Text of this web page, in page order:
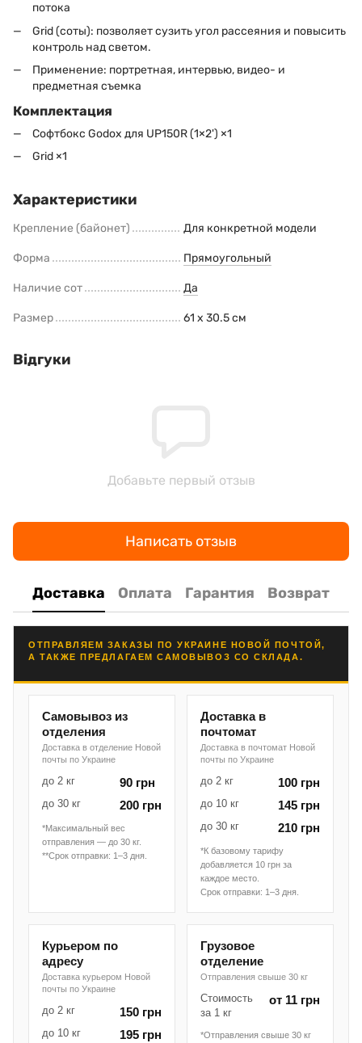
потока
Grid (соты): позволяет сузить угол рассеяния и повысить
контроль над светом.
Применение: портретная, интервью, видео- и
предметная съемка
Комплектация
Софтбокс Godox для UP150R (1×2') ×1
Grid ×1
Характеристики
Крепление (байонет) Для конкретной модели
Форма Прямоугольный
Наличие сот Да
Размер 61 x 30.5 cм
Відгуки
Добавьте первый отзыв
Написать отзыв
Доставка Оплата Гарантия Возврат
ОТПРАВЛЯЕМ ЗАКАЗЫ ПО УКРАИНЕ НОВОЙ ПОЧТОЙ,
А ТАКЖЕ ПРЕДЛАГАЕМ САМОВЫВОЗ СО СКЛАДА.
Самовывоз из
отделения
Доставка в отделение Новой
почты по Украине
до 2 кг 90 грн
до 30 кг 200 грн
*Максимальный вес
отправления — до 30 кг.
**Срок отправки: 1–3 дня.
Доставка в
почтомат
Доставка в почтомат Новой
почты по Украине
до 2 кг 100 грн
до 10 кг 145 грн
до 30 кг 210 грн
*К базовому тарифу
добавляется 10 грн за
каждое место.
Срок отправки: 1–3 дня.
Курьером по
адресу
Доставка курьером Новой
почты по Украине
до 2 кг 150 грн
до 10 кг 195 грн
Грузовое
отделение
Отправления свыше 30 кг
Стоимость
за 1 кг
от 11 грн
*Отправления свыше 30 кг